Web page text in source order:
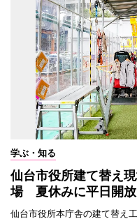
学ぶ・知る
仙台市役所建て替え
場 夏休みに平日開放
仙台市役所本庁舎の建て替え